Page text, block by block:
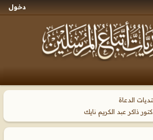
دخول
الدعاة
ذاكر عبد الكريم نايك